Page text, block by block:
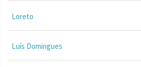
Loreto
Luís Domingues